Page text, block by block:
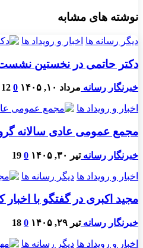
نوشته های مشابه
دیگر رسانه ها اخبار و رویداد ها
دکتر حاتمی در نخستین
خبرنگار رسانه مرداد ۱۰, ۱۴۰۵ 0
12
اخبار و رویداد ها
مجمع عمومی عادی سالانه
خبرنگار رسانهتیر ۳۰, ۱۴۰۵ 0
19
اخبار و رویداد ها دیگر رسانه ها
مجید اکبری در گفتگو با
خبرنگار رسانهتیر ۲۹, ۱۴۰۵ 0
18
اخبار و رویداد ها دیگر رسانه ها